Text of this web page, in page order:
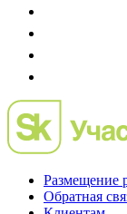
Размещение
Обратная